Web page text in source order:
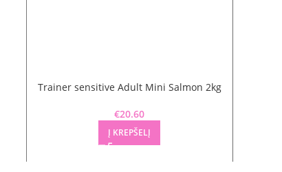
Trainer sensitive Adult Mini Salmon 2kg
€20.60
Į KREPŠELĮ